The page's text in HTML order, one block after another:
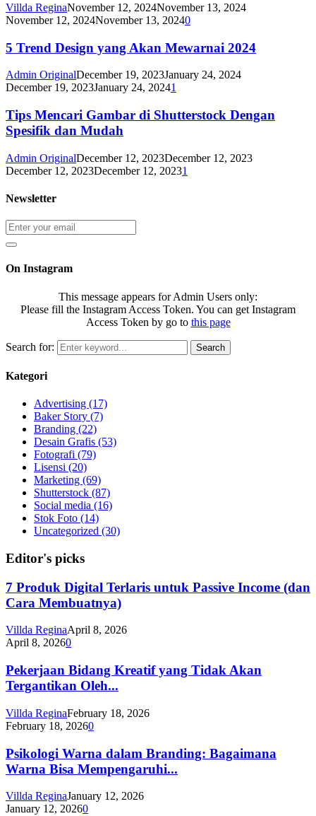
Villda ReginaNovember 12, 2024November 13, 2024
November 12, 2024November 13, 20240
5 Trend Design yang Akan Mewarnai 2024
Admin OriginalDecember 19, 2023January 24, 2024
December 19, 2023January 24, 20241
Tips Mencari Gambar di Shutterstock Dengan
Spesifik dan Mudah
Admin OriginalDecember 12, 2023December 12, 2023
December 12, 2023December 12, 20231
Newsletter
On Instagram
This message appears for Admin Users only:
Please fill the Instagram Access Token. You can get Instagram
Access Token by go to this page
Search for: Search
Kategori
Advertising (17)
Baker Story (7)
Branding (22)
Desain Grafis (53)
Fotografi (79)
Lisensi (20)
Marketing (69)
Shutterstock (87)
Social media (16)
Stok Foto (14)
Uncategorized (30)
Editor's picks
7 Produk Digital Terlaris untuk Passive Income (dan
Cara Membuatnya)
Villda ReginaApril 8, 2026
April 8, 20260
Pekerjaan Bidang Kreatif yang Tidak Akan
Tergantikan Oleh...
Villda ReginaFebruary 18, 2026
February 18, 20260
Psikologi Warna dalam Branding: Bagaimana
Warna Bisa Mempengaruhi...
Villda ReginaJanuary 12, 2026
January 12, 20260